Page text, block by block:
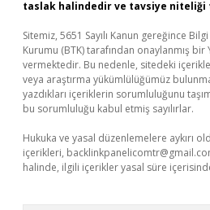
taslak halindedir ve tavsiye niteliği
Sitemiz, 5651 Sayılı Kanun gereğince
Kurumu (BTK) tarafından onaylanmış bir
vermektedir. Bu nedenle, sitedeki
veya araştırma yükümlülüğümüz
yazdıkları içeriklerin sorumluluğunu
bu sorumluluğu kabul etmiş sayılırlar.
Hukuka ve yasal düzenlemelere aykırı
içerikleri,
halinde, ilgili içerikler yasal süre